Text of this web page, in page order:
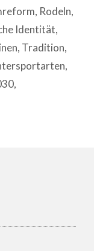
, Rodeln,
Identität,
, Tradition,
,
,